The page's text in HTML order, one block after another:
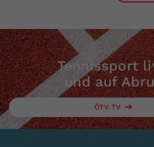
Tennissport
und auf
ÖTV TV